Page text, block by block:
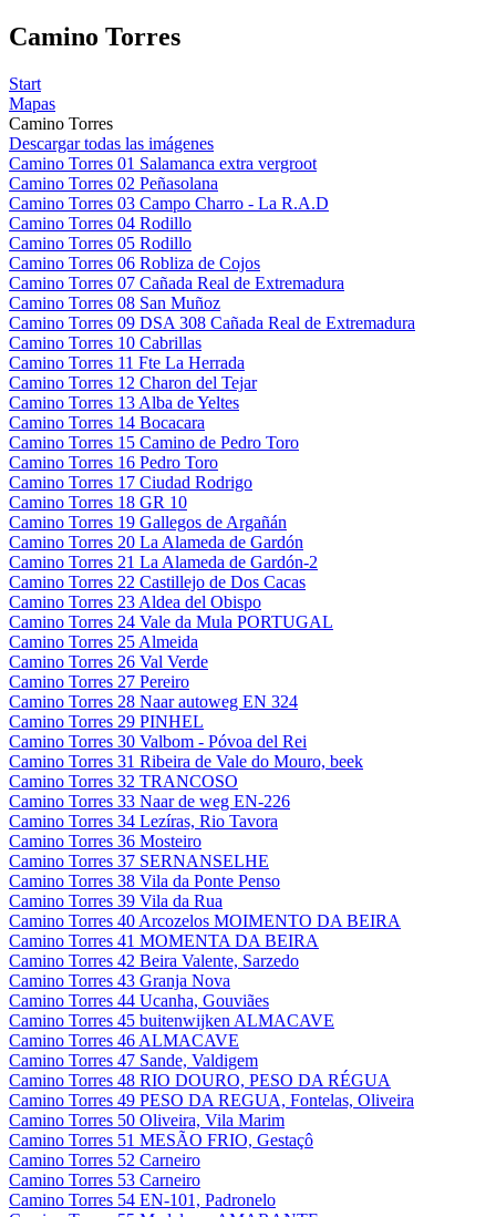
Camino Torres
Start
Mapas
Camino Torres
Descargar todas las imágenes
Camino Torres 01 Salamanca extra vergroot
Camino Torres 02 Peñasolana
Camino Torres 03 Campo Charro - La R.A.D
Camino Torres 04 Rodillo
Camino Torres 05 Rodillo
Camino Torres 06 Robliza de Cojos
Camino Torres 07 Cañada Real de Extremadura
Camino Torres 08 San Muñoz
Camino Torres 09 DSA 308 Cañada Real de Extremadura
Camino Torres 10 Cabrillas
Camino Torres 11 Fte La Herrada
Camino Torres 12 Charon del Tejar
Camino Torres 13 Alba de Yeltes
Camino Torres 14 Bocacara
Camino Torres 15 Camino de Pedro Toro
Camino Torres 16 Pedro Toro
Camino Torres 17 Ciudad Rodrigo
Camino Torres 18 GR 10
Camino Torres 19 Gallegos de Argañán
Camino Torres 20 La Alameda de Gardón
Camino Torres 21 La Alameda de Gardón-2
Camino Torres 22 Castillejo de Dos Cacas
Camino Torres 23 Aldea del Obispo
Camino Torres 24 Vale da Mula PORTUGAL
Camino Torres 25 Almeida
Camino Torres 26 Val Verde
Camino Torres 27 Pereiro
Camino Torres 28 Naar autoweg EN 324
Camino Torres 29 PINHEL
Camino Torres 30 Valbom - Póvoa del Rei
Camino Torres 31 Ribeira de Vale do Mouro, beek
Camino Torres 32 TRANCOSO
Camino Torres 33 Naar de weg EN-226
Camino Torres 34 Lezíras, Rio Tavora
Camino Torres 36 Mosteiro
Camino Torres 37 SERNANSELHE
Camino Torres 38 Vila da Ponte Penso
Camino Torres 39 Vila da Rua
Camino Torres 40 Arcozelos MOIMENTO DA BEIRA
Camino Torres 41 MOMENTA DA BEIRA
Camino Torres 42 Beira Valente, Sarzedo
Camino Torres 43 Granja Nova
Camino Torres 44 Ucanha, Gouviães
Camino Torres 45 buitenwijken ALMACAVE
Camino Torres 46 ALMACAVE
Camino Torres 47 Sande, Valdigem
Camino Torres 48 RIO DOURO, PESO DA RÉGUA
Camino Torres 49 PESO DA REGUA, Fontelas, Oliveira
Camino Torres 50 Oliveira, Vila Marim
Camino Torres 51 MESÃO FRIO, Gestaçô
Camino Torres 52 Carneiro
Camino Torres 53 Carneiro
Camino Torres 54 EN-101, Padronelo